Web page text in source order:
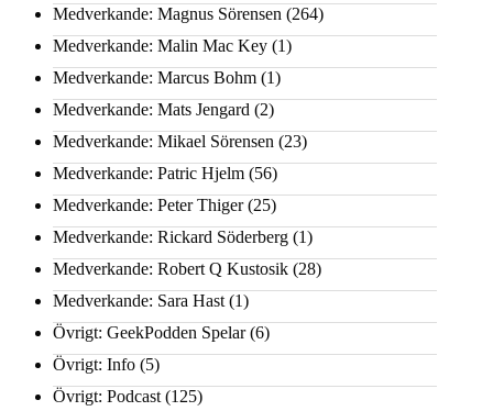
Medverkande: Magnus Sörensen (264)
Medverkande: Malin Mac Key (1)
Medverkande: Marcus Bohm (1)
Medverkande: Mats Jengard (2)
Medverkande: Mikael Sörensen (23)
Medverkande: Patric Hjelm (56)
Medverkande: Peter Thiger(25)
Medverkande: Rickard Söderberg (1)
Medverkande: Robert Q Kustosik (28)
Medverkande: Sara Hast (1)
Övrigt: GeekPodden Spelar(6)
Övrigt: Info (5)
Övrigt: Podcast (125)